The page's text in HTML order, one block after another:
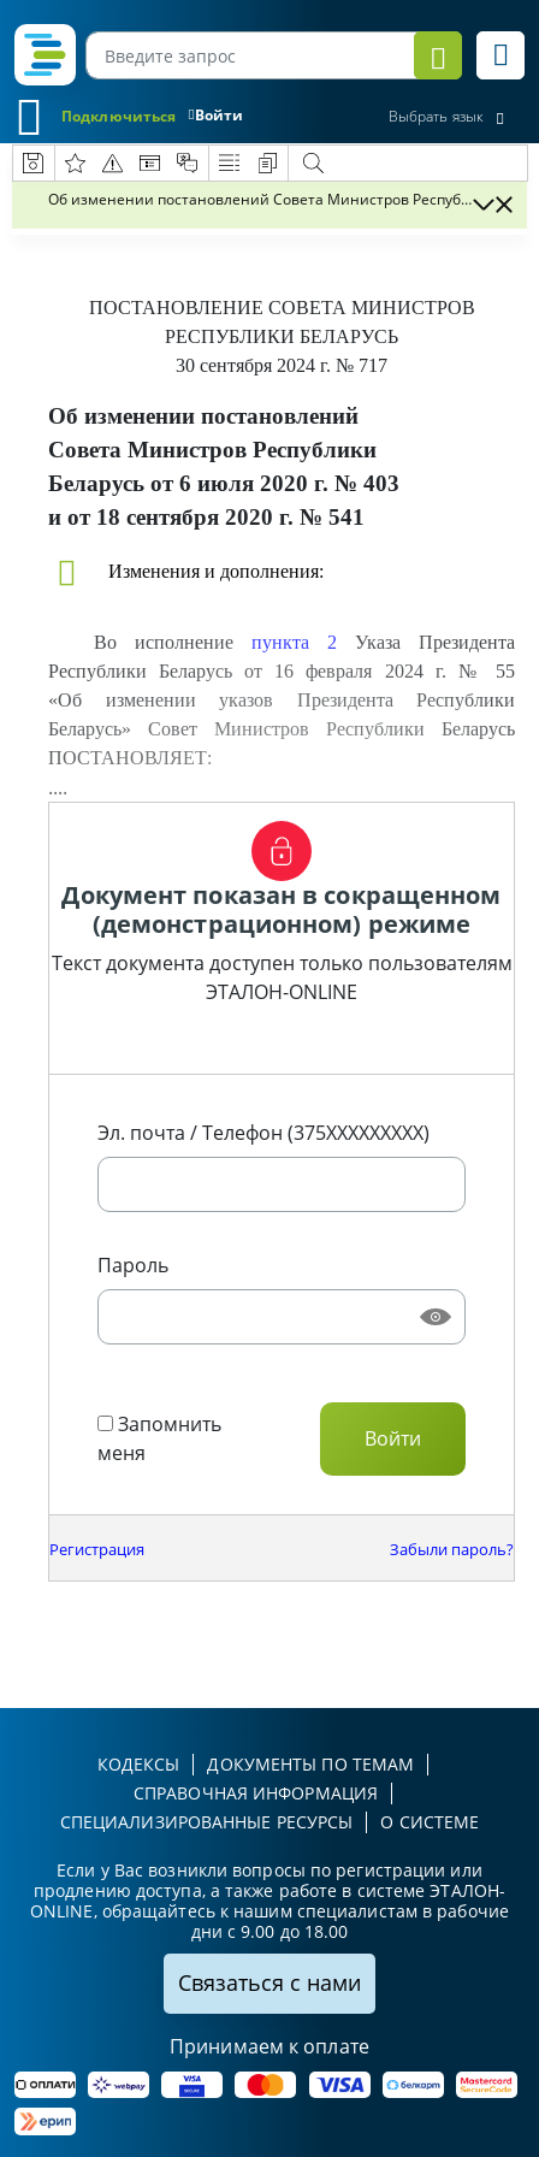
Войти
Подключиться Выбрать язык
Об изменении постановлений Совета Министров Республики
ПОСТАНОВЛЕНИЕ СОВЕТА МИНИСТРОВ
РЕСПУБЛИКИ БЕЛАРУСЬ
30 сентября 2024 г. № 717
Об изменении постановлений
Совета Министров Республики
Беларусь от 6 июля 2020 г. № 403
и от 18 сентября 2020 г. № 541
Изменения и дополнения:
Во исполнение пункта 2 Указа Президента
Республики Беларусь от 16 февраля 2024 г. № 55
«Об изменении указов Президента Республики
Беларусь» Совет Министров Республики Беларусь
ПОСТАНОВЛЯЕТ:
....
Документ показан в сокращенном
(демонстрационном) режиме
Текст документа доступен только пользователям
ЭТАЛОН-ONLINE
Эл. почта / Телефон (375XXXXXXXXX)
Пароль
Запомнить
меня
Регистрация Забыли пароль?
КОДЕКСЫ
ДОКУМЕНТЫ ПО ТЕМАМ
СПРАВОЧНАЯ ИНФОРМАЦИЯ
СПЕЦИАЛИЗИРОВАННЫЕ РЕСУРСЫ
О СИСТЕМЕ
Если у Вас возникли вопросы по регистрации или
продлению доступа, а также работе в системе ЭТАЛОН-
ONLINE, обращайтесь к нашим специалистам в рабочие
дни с 9.00 до 18.00
Связаться с нами
Принимаем к оплате